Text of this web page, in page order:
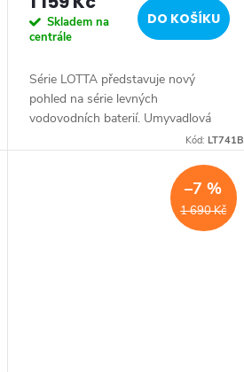
Skladem na
centrále
DO KOŠÍKU
Série LOTTA představuje nový
pohled na série levných
vodovodních baterií. Umyvadlová
stojánková baterie má dostatečnou
pohodlné omytí rukou. Série:...
Kód: LT741B
1 690 Kč
–7 %